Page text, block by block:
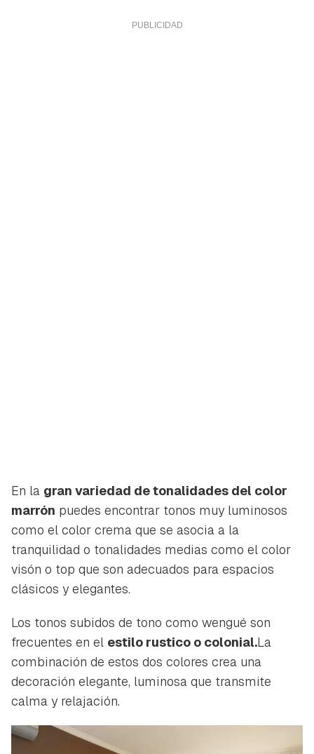
En la gran variedad de tonalidades del color
marrón puedes encontrar tonos muy luminosos
como el color crema que se asocia a la
tranquilidad o tonalidades medias como el color
visón o top que son adecuados para espacios
clásicos y elegantes.
Los tonos subidos de tono como wengué son
frecuentes en el estilo rustico o colonial.La
combinación de estos dos colores crea una
decoración elegante, luminosa que transmite
calma y relajación.